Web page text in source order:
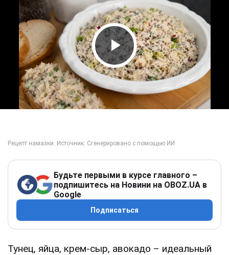
Play Video
Будьте первыми в курсе главного –
подпишитесь на Новини на OBOZ.UA в
Google
Подписаться
Тунец, яйца, крем-сыр, авокадо – идеальный